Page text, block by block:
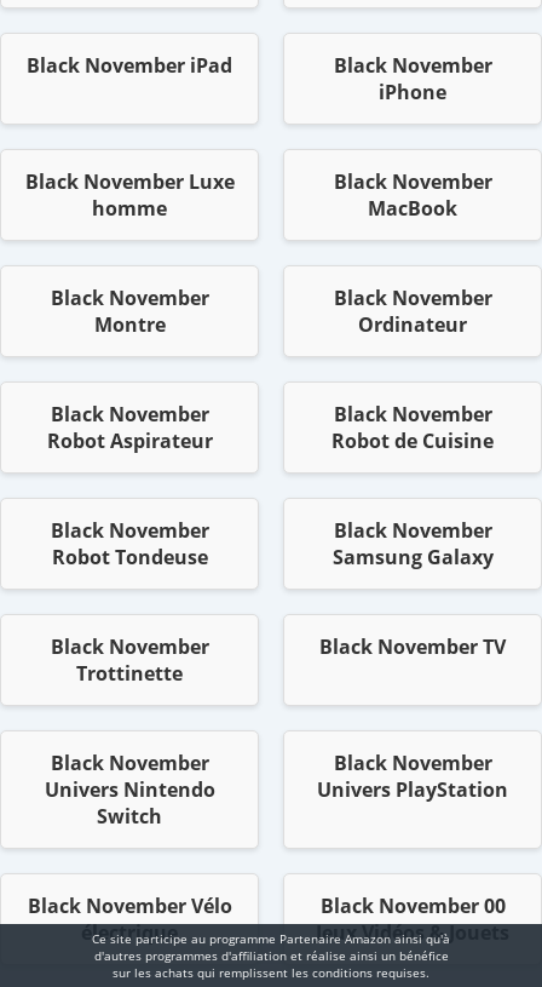
Black November iPad
Black November
iPhone
Black November Luxe
homme
Black November
MacBook
Black November
Montre
Black November
Ordinateur
Black November
Robot Aspirateur
Black November
Robot de Cuisine
Black November
Robot Tondeuse
Black November
Samsung Galaxy
Black November
Trottinette
Black November TV
Black November
Univers Nintendo
Switch
Black November
Univers PlayStation
Black November Vélo
électrique
Black November 00
Jeux Vidéos & Jouets
Ce site participe au programme Partenaire Αmazοn ainsi qu'à
d'autres programmes d'affiliation et réalise ainsi un bénéfice
sur les achats qui remplissent les conditions requises.